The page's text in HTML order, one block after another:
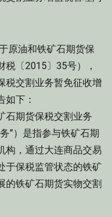
油和铁矿石期货保
〔2015〕35号），
税交割业务暂免征收增
如下：
期货保税交割业务
”）是指参与铁矿石期
构，通过大连商品交易
于保税监管状态的铁矿
的铁矿石期货实物交割